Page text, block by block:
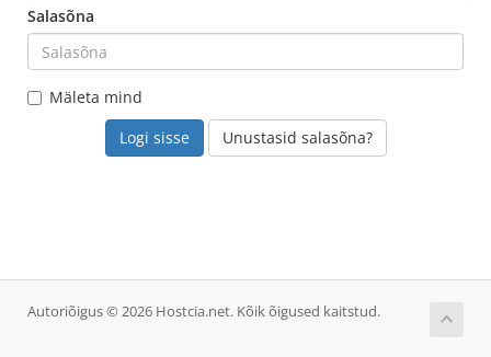
Salasõna
Mäleta mind
Unustasid salasõna?
Autoriõigus © 2026 Hostcia.net. Kõik õigused kaitstud.